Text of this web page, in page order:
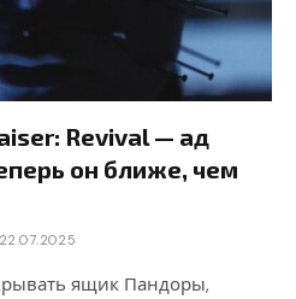
Revival — ад
он ближе, чем
22.07.2025
ящик Пандоры,